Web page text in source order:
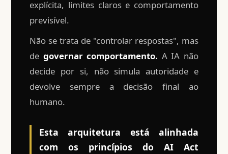
explícita, limites claros e comportamento
previsível.
Não se trata de "controlar respostas", mas
de governar comportamento. A IA não
decide por si, não simula autoridade e
devolve sempre a decisão final ao
humano.
Esta arquitetura está alinhada
com os princípios do AI Act